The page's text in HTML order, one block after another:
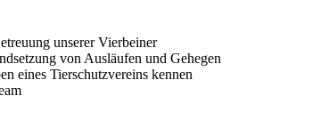
unserer Vierbeiner
von Ausläufen und Gehegen
eines Tierschutzvereins kennen